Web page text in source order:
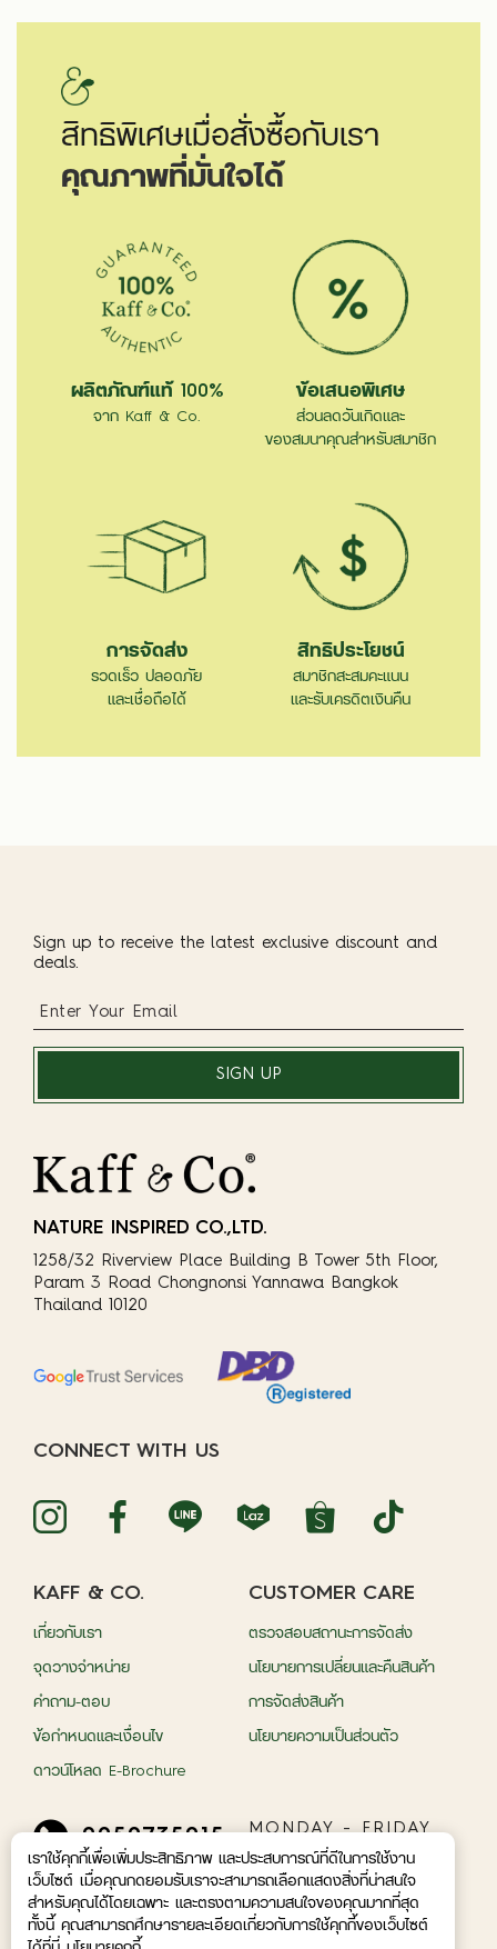
สิทธิพิเศษเมื่อสั่งซื้อกับเรา
คุณภาพที่มั่นใจได้
ผลิตภัณฑ์แท้ 100%
จาก Kaff & Co.
ข้อเสนอพิเศษ
ส่วนลดวันเกิดและ
ของสมนาคุณสำหรับสมาชิก
การจัดส่ง
รวดเร็ว ปลอดภัย
และเชื่อถือได้
สิทธิประโยชน์
สมาชิกสะสมคะแนน
และรับเครดิตเงินคืน
Sign up to receive the latest exclusive discount and
deals.
SIGN UP
NATURE INSPIRED CO.,LTD.
1258/32 Riverview Place Building B Tower 5th Floor,
Param 3 Road Chongnonsi Yannawa Bangkok
Thailand 10120
CONNECT WITH US
KAFF & CO.
เกี่ยวกับเรา
จุดวางจำหน่าย
คำถาม-ตอบ
ข้อกำหนดและเงื่อนไข
ดาวน์โหลด E-Brochure
CUSTOMER CARE
ตรวจสอบสถานะการจัดส่ง
นโยบายการเปลี่ยนและคืนสินค้า
การจัดส่งสินค้า
นโยบายความเป็นส่วนตัว
0959735015
MONDAY - FRIDAY
09.00 A.M - 05.00
P.M.
© 2026 Nature Inspired Co.,Ltd. With Nature
Essentail
เราใช้คุกกี้เพื่อเพิ่มประสิทธิภาพ และประสบการณ์ที่ดีในการใช้งาน
เว็บไซต์ เมื่อคุณกดยอมรับเราจะสามารถเลือกแสดงสิ่งที่น่าสนใจ
สำหรับคุณได้โดยเฉพาะ และตรงตามความสนใจของคุณมากที่สุด
ทั้งนี้ คุณสามารถศึกษารายละเอียดเกี่ยวกับการใช้คุกกี้ของเว็บไซต์